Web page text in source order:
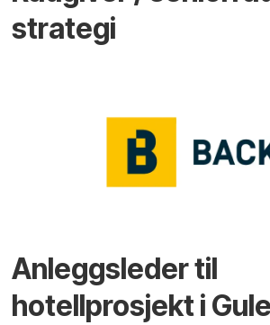
strategi
Anleggsleder til
hotellprosjekt i